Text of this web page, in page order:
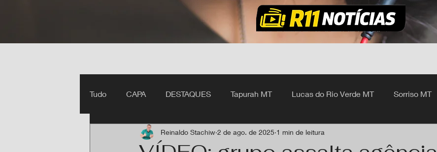
Tudo CAPA DESTAQUES Tapurah MT Lucas do Rio Verde MT Sorriso MT
Ipiranga do Norte MT Itanhangá MT
Reinaldo Stachiw 2 de ago. de 2025 1 min de leitura